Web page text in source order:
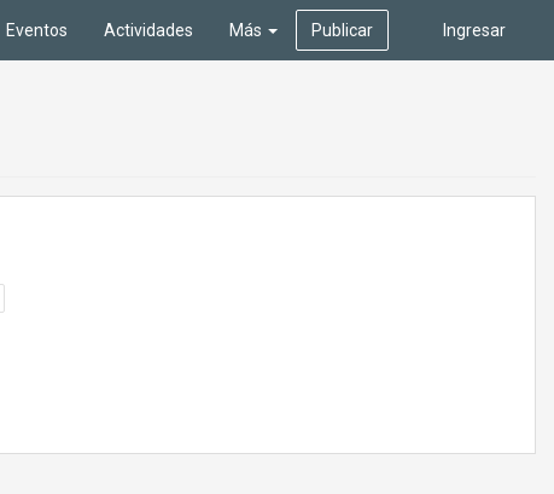
Ingresar
Eventos Actividades Más Publicar